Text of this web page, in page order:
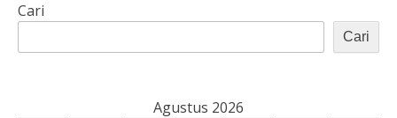
Cari
Cari
Agustus 2026